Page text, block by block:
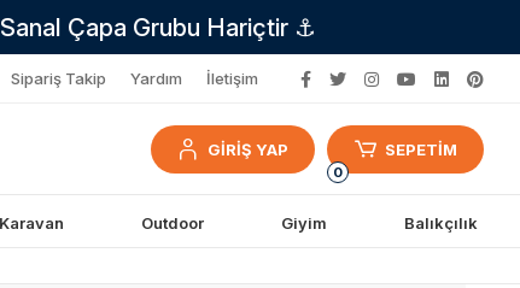
Çapa Grubu Hariçtir ⚓
Sipariş Takip Yardım İletişim
GİRİŞ YAP
0
SEPETİM
Karavan Outdoor Giyim Balıkçılık